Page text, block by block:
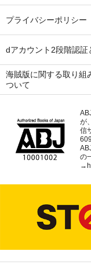
プライバシーポリシー
dアカウント2段階認証
海賊版に関する取り組
ついて
が
信
の
→